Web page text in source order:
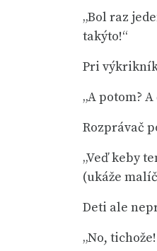
„Bol raz
takýto!“
Pri
„A potom?
Rozprávač
„Veď keby
(ukáže
Deti ale
„No,